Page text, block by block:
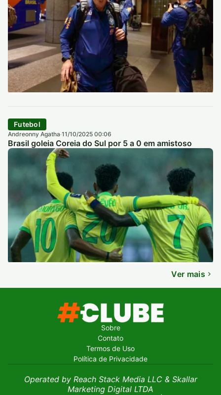
Futebol
Andreonny Agatha·11/10/2025 00:06
Brasil goleia Coreia do Sul por 5 a 0 em amistoso
Ver mais
Sobre
Contato
Termos de Uso
Política de Privacidade
Operated by Reach Stack Media LLC & Skallar
Marketing Digital LTDA